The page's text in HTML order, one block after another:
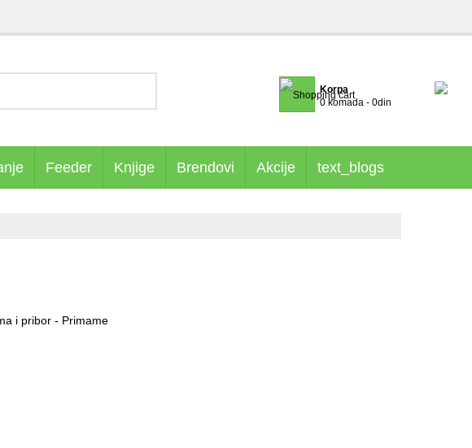
Korpa
0 komada - 0din
Feeder Knjige Brendovi Akcije text_blogs
i pribor - Primame